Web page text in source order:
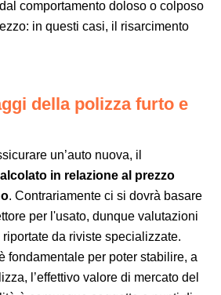
comportamento doloso o colposo
in questi casi, il risarcimento
della polizza furto e
un’auto nuova, il
in relazione al prezzo
. Contrariamente ci si dovrà basare
per l'usato, dunque valutazioni
da riviste specializzate.
fondamentale per poter stabilire, a
l’effettivo valore di mercato del